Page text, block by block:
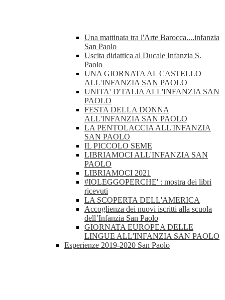
Una mattinata tra l'Arte Barocca....infanzia
San Paolo
Uscita didattica al Ducale Infanzia S.
Paolo
UNA GIORNATA AL CASTELLO
ALL'INFANZIA SAN PAOLO
UNITA' D'TALIA ALL'INFANZIA SAN
PAOLO
FESTA DELLA DONNA
ALL'INFANZIA SAN PAOLO
LA PENTOLACCIA ALL'INFANZIA
SAN PAOLO
IL PICCOLO SEME
LIBRIAMOCI ALL'INFANZIA SAN
PAOLO
LIBRIAMOCI 2021
#IOLEGGOPERCHE' : mostra dei libri
ricevuti
LA SCOPERTA DELL'AMERICA
Accoglienza dei nuovi iscritti alla scuola
dell’Infanzia San Paolo
GIORNATA EUROPEA DELLE
LINGUE ALL'INFANZIA SAN PAOLO
Esperienze 2019-2020 San Paolo